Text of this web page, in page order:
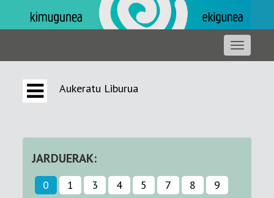
Aukeratu Liburua
JARDUERAK:
0 1 3 4 5 7 8
9